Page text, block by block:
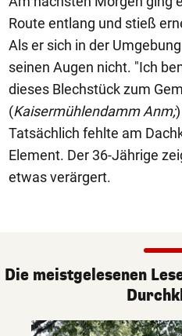
Route entlang und stieß
Als er sich in der
seinen Augen nicht. "Ich
dieses Blechstück zum
(Kaisermühlendamm Anm;
Tatsächlich fehlte am
Element. Der 36-Jährige
etwas verärgert.
Die meistgelesenen